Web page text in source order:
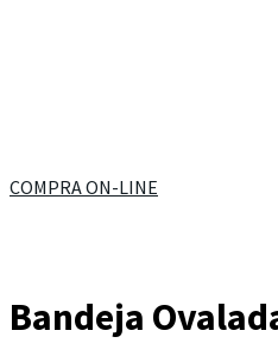
COMPRA ON-LINE
Bandeja